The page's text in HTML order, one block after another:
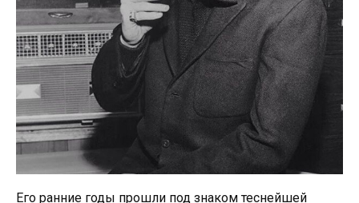
Его ранние годы прошли под знаком теснейшей